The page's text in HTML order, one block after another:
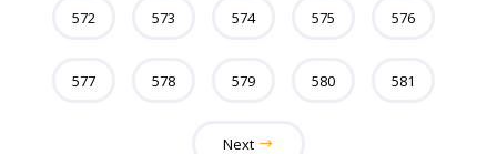
572 573 574 575 576
577 578 579 580 581
Next